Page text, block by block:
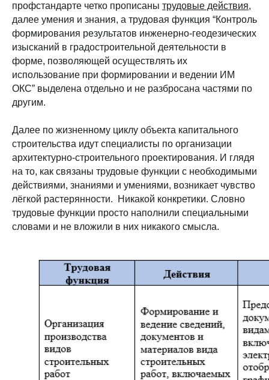
профстандарте четко прописаны трудовые действия,
далее умения и знания, а трудовая функция “Контроль
формирования результатов инженерно-геодезических
изысканий в градостроительной деятельности в
форме, позволяющей осуществлять их
использование при формировании и ведении ИМ
ОКС” выделена отдельно и не разбросана частями по
другим.
Далее по жизненному циклу объекта капитального
строительства идут специалисты по организации
архитектурно-строительного проектирования. И глядя
на то, как связаны трудовые функции с необходимыми
действиями, знаниями и умениями, возникает чувство
лёгкой растерянности. Никакой конкретики. Словно
трудовые функции просто наполнили специальными
словами и не вложили в них никакого смысла.